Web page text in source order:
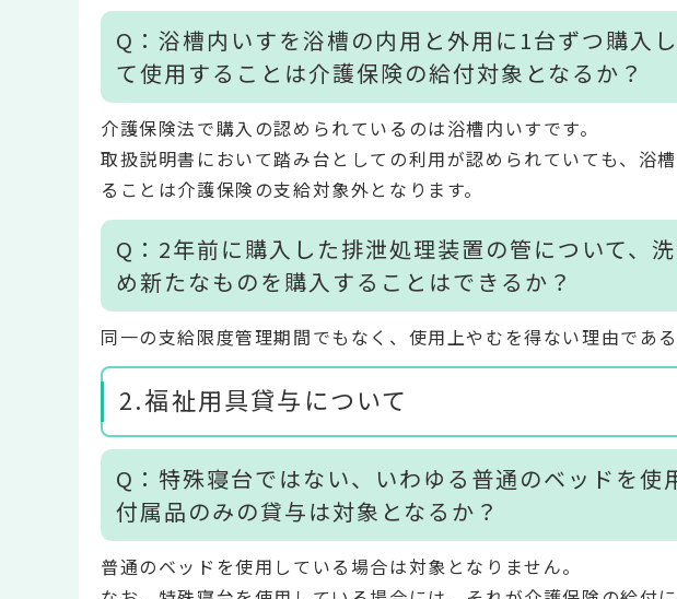
Q：浴槽内いすを浴槽の内用と外用に1台ずつ購入
て使用することは介護保険の給付対象となるか？
介護保険法で購入の認められているのは浴槽内いすです。
取扱説明書において踏み台としての利用が認められていても、浴
ることは介護保険の支給対象外となります。
Q：2年前に購入した排泄処理装置の管について、
め新たなものを購入することはできるか？
同一の支給限度管理期間でもなく、使用上やむを得ない理由である
2.福祉用具貸与について
Q：特殊寝台ではない、いわゆる普通のベッドを使
付属品のみの貸与は対象となるか？
普通のベッドを使用している場合は対象となりません。